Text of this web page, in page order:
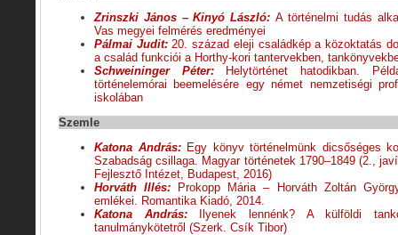
Zrinszki János – Kinyó László:A történelmi tudás
Vas megyei felmérés eredményei
Pálmai Judit:20. század eleji családkép a közoktatás
a család funkciói a Horthy-kori tantervekben,
Schweininger Péter:
Helytörténet hatodikban.
történelemórai beemelésére egy német nemzetiségi
iskolában
Szemle
Katona András:Egy könyv történelmünk dicsőséges
Szabadság csillaga. Magyar történetek 1790–1849 (2.,
Fejlesztő Intézet, Budapest, 2016)
Horváth Illés:
Prokopp Mária – Horváth Zoltán
emlékei. Romantika Kiadó, 2014.
Katona András:Ilyenek lennénk? A külföldi
tanulmánykötetről (Szerk. Csík Tibor)